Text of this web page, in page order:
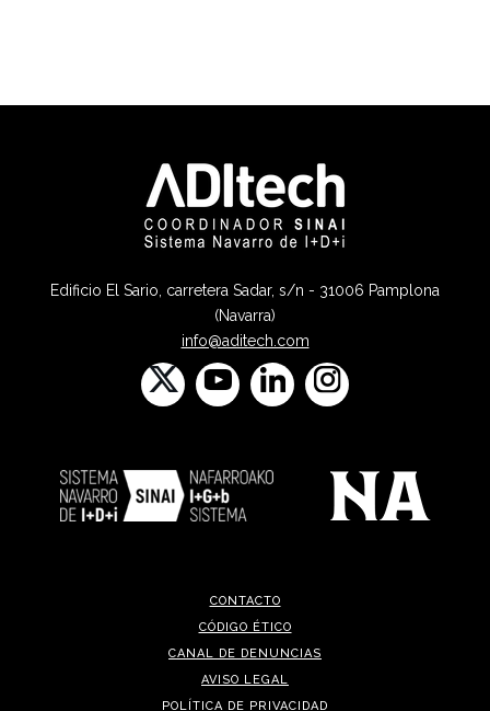
Edificio El Sario, carretera Sadar, s/n - 31006 Pamplona
(Navarra)
info@aditech.com
CONTACTO
CÓDIGO ÉTICO
CANAL DE DENUNCIAS
AVISO LEGAL
POLÍTICA DE PRIVACIDAD